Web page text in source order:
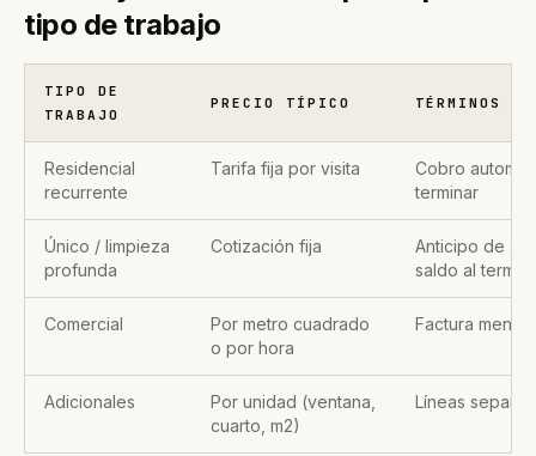
tipo de trabajo
TIPO DE
TRABAJO
PRECIO TÍPICO TÉRMINOS
Residencial
recurrente
Tarifa fija por visita
Cobro
terminar
Único / limpieza
profunda
Cotización fija
Anticipo de
saldo al
Comercial
Por metro cuadrado
o por hora
Factura
Adicionales
Por unidad (ventana,
cuarto, m2)
Líneas